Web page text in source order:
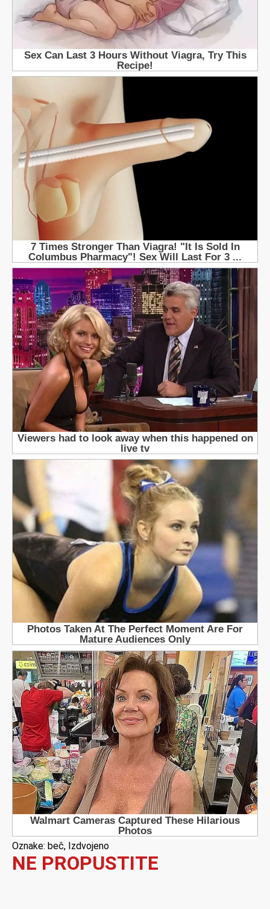
Oznake: beč, Izdvojeno
NE PROPUSTITE